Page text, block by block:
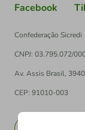
Facebook
Confederação Sicredi
CNPJ: 03.795.072/
Av. Assis Brasil,
CEP: 91010-003